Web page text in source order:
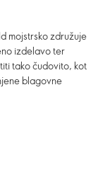
mojstrsko združuje
izdelavo ter
tako čudovito, kot
blagovne